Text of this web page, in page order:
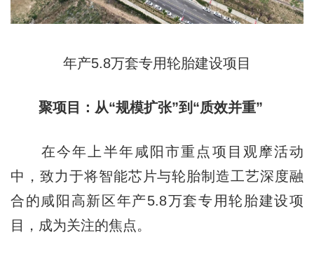
年产5.8万套专用轮胎建设项目
聚项目：从“规模扩张”到“质效并重”
在今年上半年咸阳市重点项目观摩活动
中，致力于将智能芯片与轮胎制造工艺深度融
合的咸阳高新区年产5.8万套专用轮胎建设项
目，成为关注的焦点。